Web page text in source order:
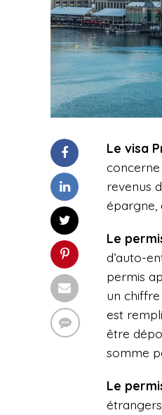
Le visa
revenus
épargne,
Le
d’auto-
permis
un chiffre
est
être
somme
Le